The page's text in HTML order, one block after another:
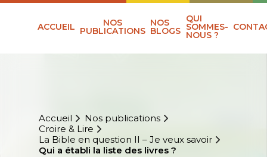
ACCUEIL NOS
PUBLICATIONS
NOS
BLOGS
QUI
SOMMES-
NOUS ?
Accueil
Nos publications
Croire & Lire
La Bible en question II – Je veux savoir
Qui a établi la liste des livres ?